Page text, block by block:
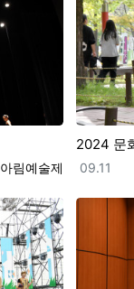
등록자
아림예술제
2024 문
등록일
09.11